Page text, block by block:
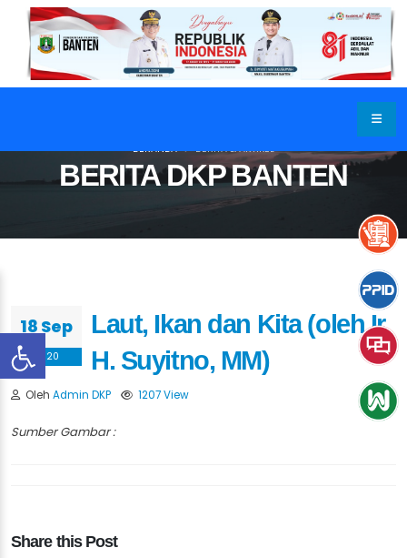
BERITA DKP BANTEN
BERANDA BERITA & ARTIKEL
18 Sep
2020
Laut, Ikan dan Kita (oleh Ir.
H. Suyitno, MM)
Oleh Admin DKP 1207 View
Sumber Gambar :
Share this Post